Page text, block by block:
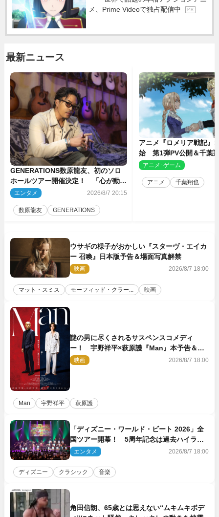
メ、Prime Videoで独占配信中
P R
最新ニュース
GENERATIONS数原龍友、初のソロ
ホールツアー開催決定！ 「心が動い
た瞬間を、音に乗せてお届けできれ
エンタメ 2026/8/7 20:15
数原龍友 GENERATIONS
アニメ『ロメリア戦記』
始 第1弾PV公開＆千葉
ャスト4人を発表
アニメ･ゲーム
アニメ 千葉翔也
ウサギの様子がおかしい『スターヴ・エイカ
ー 召喚』日本版予告＆場面写真解禁
映画 2026/8/7 18:00
マット・スミス モーフィッド・クラー... 映画
謎の男に尽くされるサスペンスコメディ
ー！ 宇野祥平×萩原護『Man』本予告＆新
ビジュアル解禁
映画 2026/8/7 18:00
Man 宇野祥平 萩原護
「ディズニー・ワールド・ビート 2026」全
国ツアー開幕！ 5周年記念は過去ハイライ
ト＆クルーズ旅を大満喫！【潜入レポート】
エンタメ 2026/8/7 18:00
ディズニー クラシック 音楽
角田信朗、65歳とは思えない“ムキムキボデ